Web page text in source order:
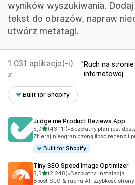
wyników wyszukiwania.
tekst do obrazów, napraw
utwórz metatagi.
1 031 aplikacje(-i)
z
Ruch na stronie
internetowej
Built for Shopify
Judge.me Product Reviews App
5,0na 5 gwiazdek
(43 111)
Łączna liczba recenzji: 43111
•Bezpłatny plan jest
Zbieraj nieograniczoną ilość recenzji
Built for Shopify
Tiny SEO Speed Image Optimizer
5,0na 5 gwiazdek
(2 248)
Łączna liczba recenzji: 2248
•Bezpłatna instalacja
Boost SEO & ruchu AI, szybkość